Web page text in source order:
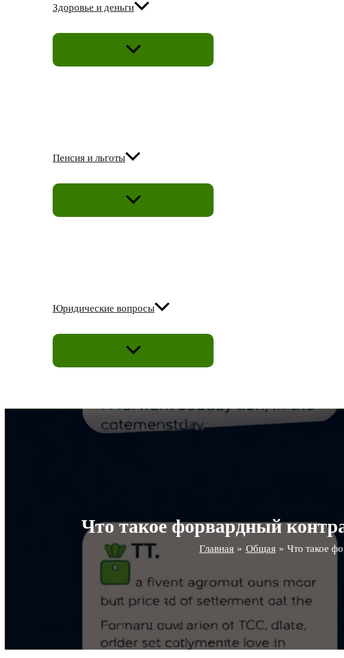
Здоровье и деньги
ПЕРЕКЛЮЧАТЕЛЬ
Пенсия и льготы
ПЕРЕКЛЮЧАТЕЛЬ
Юридические вопросы
ПЕРЕКЛЮЧАТЕЛЬ
Что такое форвардный
Главная Общая Что такое